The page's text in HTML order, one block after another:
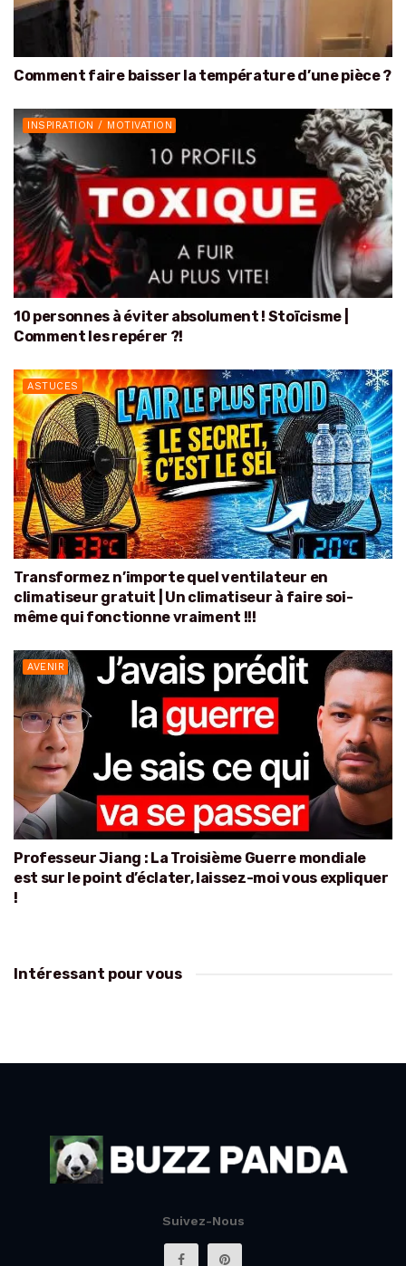
Comment faire baisser la température d’une pièce ?
INSPIRATION / MOTIVATION
10 personnes à éviter absolument ! Stoïcisme |
Comment les repérer ?!
ASTUCES
Transformez n’importe quel ventilateur en
climatiseur gratuit | Un climatiseur à faire soi-
même qui fonctionne vraiment !!!
AVENIR
Professeur Jiang : La Troisième Guerre mondiale
est sur le point d’éclater, laissez-moi vous expliquer
!
Intéressant pour vous
Suivez-Nous